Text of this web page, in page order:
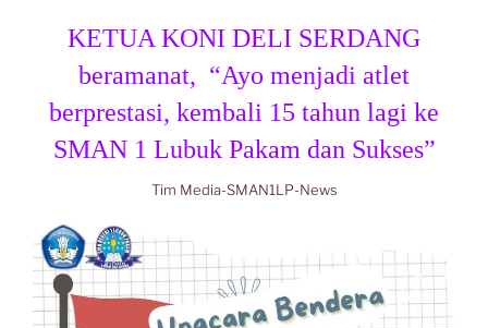
KETUA KONI DELI SERDANG
beramanat, “Ayo menjadi atlet
berprestasi, kembali 15 tahun lagi ke
SMAN 1 Lubuk Pakam dan Sukses”
Tim Media-SMAN1LP-News